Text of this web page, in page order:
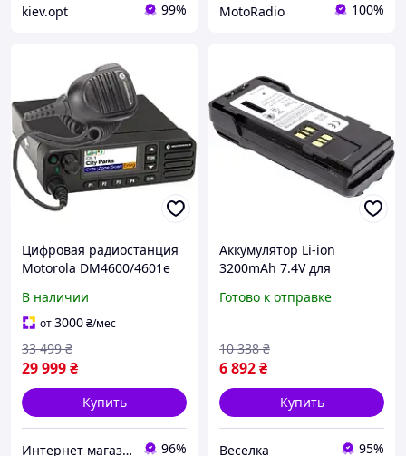
kiev.opt 99% MotoRadio 100%
Цифровая радиостанция
Motorola DM4600/4601e
В наличии
от3000₴/мес
29 999₴
33 499 ₴
Купить
Интернет магазин Store7 96%
Аккумулятор Li-ion
3200mAh 7.4V для
легкий надежный
Готово к отправке
6 892₴
10 338 ₴
Купить
Веселка 95%